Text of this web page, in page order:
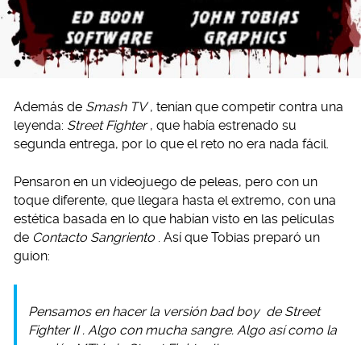
Además de Smash TV , tenían que competir contra una
leyenda: Street Fighter , que había estrenado su
segunda entrega, por lo que el reto no era nada fácil.
Pensaron en un videojuego de peleas, pero con un
toque diferente, que llegara hasta el extremo, con una
estética basada en lo que habían visto en las películas
de Contacto Sangriento . Así que Tobias preparó un
guion:
Pensamos en hacer la versión bad boy de Street
Fighter II . Algo con mucha sangre. Algo así como la